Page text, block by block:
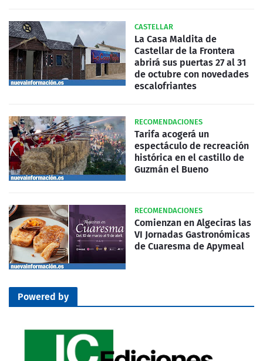
CASTELLAR
La Casa Maldita de
Castellar de la Frontera
abrirá sus puertas 27 al 31
de octubre con novedades
escalofriantes
RECOMENDACIONES
Tarifa acogerá un
espectáculo de recreación
histórica en el castillo de
Guzmán el Bueno
RECOMENDACIONES
Comienzan en Algeciras las
VI Jornadas Gastronómicas
de Cuaresma de Apymeal
Powered by